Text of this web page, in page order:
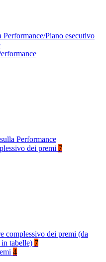
Performance/Piano esecutivo
Performance
dei premi 7
complessivo dei premi (da
tabelle) 7
4